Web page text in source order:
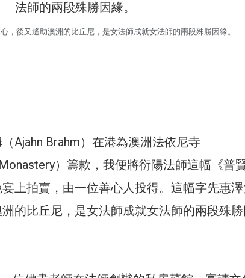
，後又遙助澳洲的比丘尼，是女法師成就女法師的兩段殊勝因緣。
Ajahn Brahm）在港為澳洲法依尼寺
Monastery）籌款，我便將衍陽法師這幅《普
上拍賣，由一位善心人投得。這幅字先惠
的比丘尼，是女法師成就女法師的兩段殊勝